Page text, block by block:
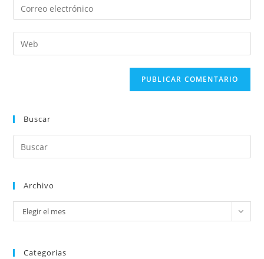
Buscar
Archivo
Elegir el mes
Categorias